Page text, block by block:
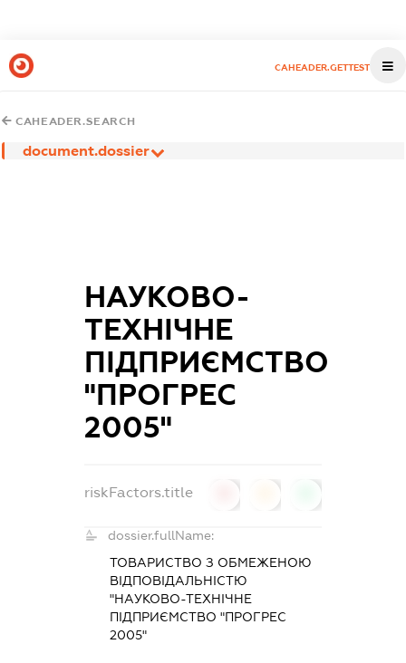
CAHEADER.GETTEST
CAHEADER.SEARCH
document.dossier
НАУКОВО-
ТЕХНІЧНЕ
ПІДПРИЄМСТВО
"ПРОГРЕС
2005"
riskFactors.title
dossier.fullName:
ТОВАРИСТВО З ОБМЕЖЕНОЮ
ВІДПОВІДАЛЬНІСТЮ
"НАУКОВО-ТЕХНІЧНЕ
ПІДПРИЄМСТВО "ПРОГРЕС
2005"